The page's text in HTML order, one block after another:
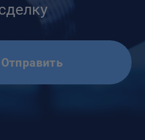
Отправить